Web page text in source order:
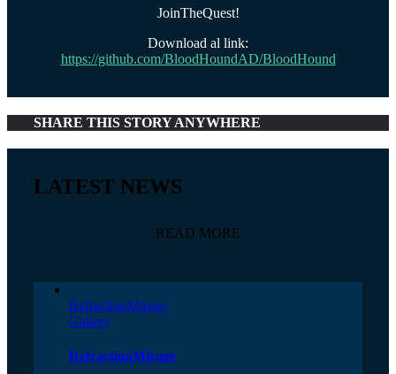
JoinTheQuest!
Download al link:
https://github.com/BloodHoundAD/BloodHound
SHARE THIS STORY ANYWHERE
LATEST NEWS
READ MORE
RefractionMirage
Gallery
RefractionMirage